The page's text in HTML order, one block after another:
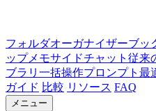
フォルダオーガナイザーブッ
ップメモサイドチャット 従来
ブラリ 一括操作プロンプト最
ガイド 比較 リソース FAQ
メニュー